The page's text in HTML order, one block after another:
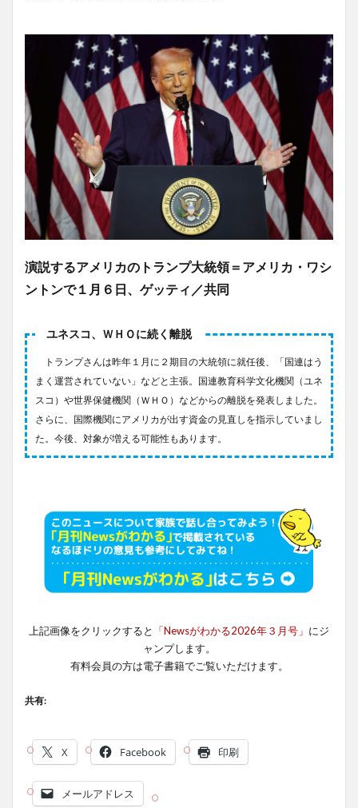
演説するアメリカのトランプ大統領＝アメリカ・ワシ
ントンで１月６日、ゲッティ／共同
ユネスコ、ＷＨＯに続く離脱
トランプさんは昨年１月に２期目の大統領に就任後、「国連はう
まく運営されていない」などと主張。国連教育科学文化機関（ユネ
スコ）や世界保健機関（ＷＨＯ）などからの離脱を発表しました。
さらに、国際機関にアメリカが出す資金の見直しを指示していまし
た。今後、対象が増える可能性もあります。
上記画像をクリックすると 「Newsがわかる2026年３月号」 にジ
ャンプします。
有料会員の方は電子書籍でご覧いただけます。
共有:
X Facebook 印刷
メールアドレス